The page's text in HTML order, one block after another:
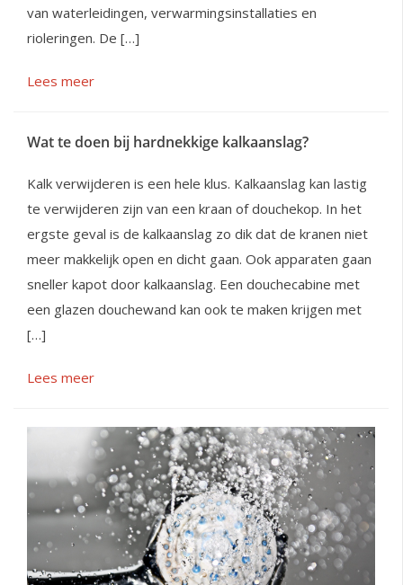
van waterleidingen, verwarmingsinstallaties en
rioleringen. De […]
Lees meer
Wat te doen bij hardnekkige kalkaanslag?
Kalk verwijderen is een hele klus. Kalkaanslag kan lastig
te verwijderen zijn van een kraan of douchekop. In het
ergste geval is de kalkaanslag zo dik dat de kranen niet
meer makkelijk open en dicht gaan. Ook apparaten gaan
sneller kapot door kalkaanslag. Een douchecabine met
een glazen douchewand kan ook te maken krijgen met
[…]
Lees meer